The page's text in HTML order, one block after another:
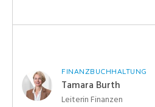
FINANZBUCHHALTUNG
Tamara Burth
Leiterin Finanzen